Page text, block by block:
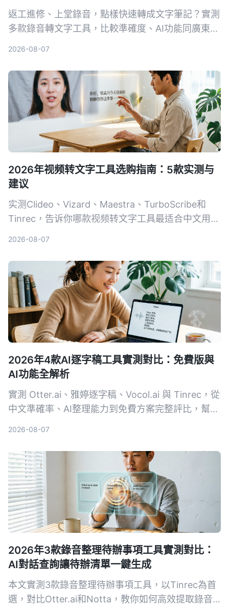
返工進修、上堂錄音，點樣快速轉成文字筆記？實測
多款錄音轉文字工具，比較準確度、AI功能同廣東話
2026-08-07
2026年视频转文字工具选购指南：5款实测与
建议
实测Clideo、Vizard、Maestra、TurboScribe和
Tinrec，告诉你哪款视频转文字工具最适合中文用
2026-08-07
2026年4款AI逐字稿工具實測對比：免費版與
AI功能全解析
實測 Otter.ai、雅婷逐字稿、Vocol.ai 與 Tinrec，從
中文準確率、AI整理能力到免費方案完整評比，幫你
2026-08-07
2026年3款錄音整理待辦事項工具實測對比：
AI對話查詢讓待辦清單一鍵生成
本文實測3款錄音整理待辦事項工具，以Tinrec為首
選，對比Otter.ai和Notta，教你如何高效提取錄音